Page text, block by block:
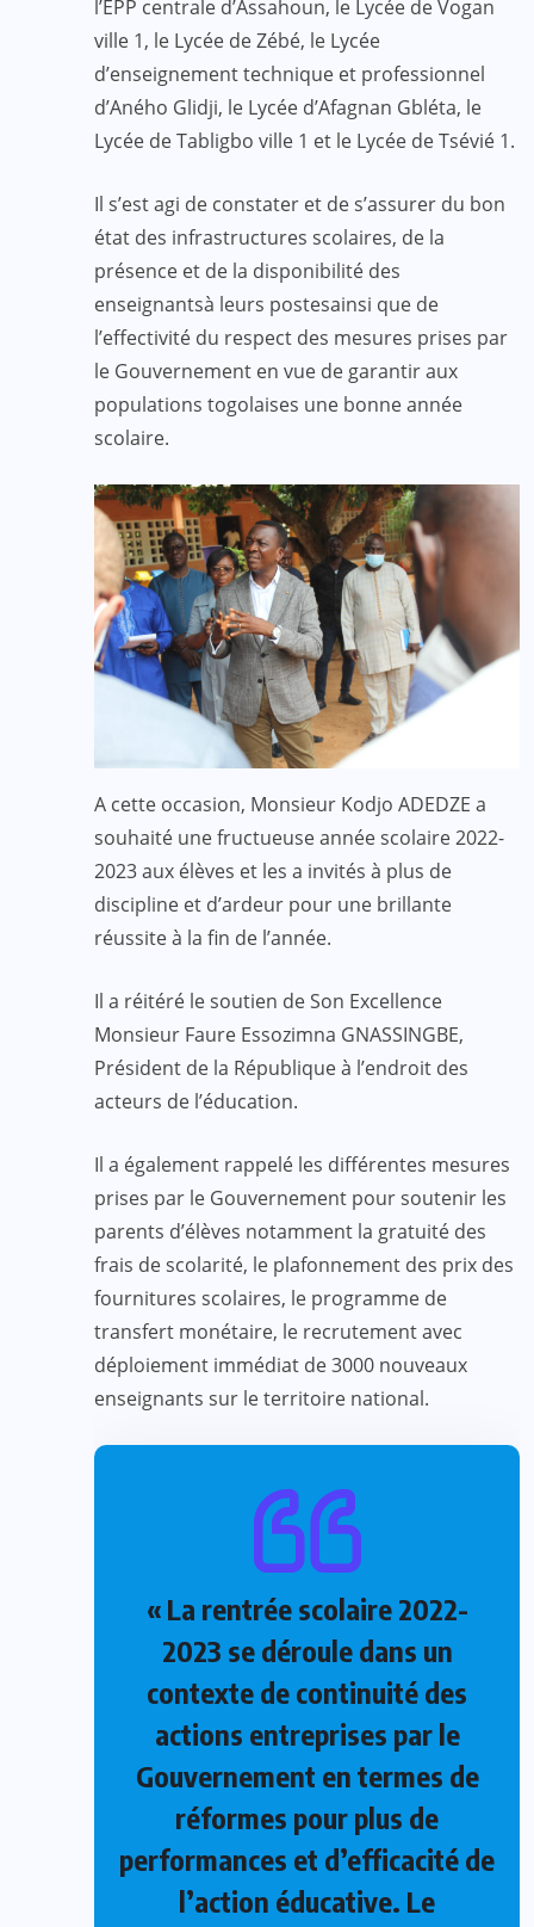
l’EPP centrale d’Assahoun, le Lycée de Vogan
ville 1, le Lycée de Zébé, le Lycée
d’enseignement technique et professionnel
d’Aného Glidji, le Lycée d’Afagnan Gbléta, le
Lycée de Tabligbo ville 1 et le Lycée de Tsévié 1.
Il s’est agi de constater et de s’assurer du bon
état des infrastructures scolaires, de la
présence et de la disponibilité des
enseignantsà leurs postesainsi que de
l’effectivité du respect des mesures prises par
le Gouvernement en vue de garantir aux
populations togolaises une bonne année
scolaire.
A cette occasion, Monsieur Kodjo ADEDZE a
souhaité une fructueuse année scolaire 2022-
2023 aux élèves et les a invités à plus de
discipline et d’ardeur pour une brillante
réussite à la fin de l’année.
Il a réitéré le soutien de Son Excellence
Monsieur Faure Essozimna GNASSINGBE,
Président de la République à l’endroit des
acteurs de l’éducation.
Il a également rappelé les différentes mesures
prises par le Gouvernement pour soutenir les
parents d’élèves notamment la gratuité des
frais de scolarité, le plafonnement des prix des
fournitures scolaires, le programme de
transfert monétaire, le recrutement avec
déploiement immédiat de 3000 nouveaux
enseignants sur le territoire national.
« La rentrée scolaire 2022-
2023 se déroule dans un
contexte de continuité des
actions entreprises par le
Gouvernement en termes de
réformes pour plus de
performances et d’efficacité de
l’action éducative. Le